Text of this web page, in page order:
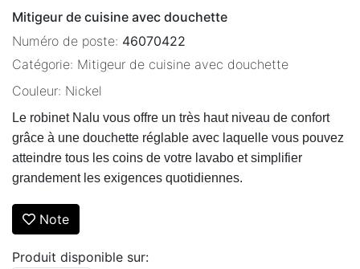
Mitigeur de cuisine avec douchette
Numéro de poste: 46070422
Catégorie: Mitigeur de cuisine avec douchette
Couleur: Nickel
Le robinet Nalu vous offre un très haut niveau de confort
grâce à une douchette réglable avec laquelle vous pouvez
atteindre tous les coins de votre lavabo et simplifier
grandement les exigences quotidiennes.
Note
Produit disponible sur: